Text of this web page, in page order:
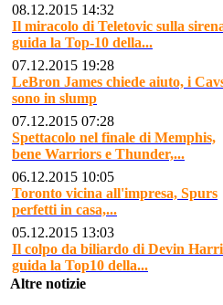
08.12.2015 14:32
Il miracolo di Teletovic sulla
guida la Top-10 della...
07.12.2015 19:28
LeBron James chiede aiuto, i
sono in slump
07.12.2015 07:28
Spettacolo nel finale di Memphis,
bene Warriors e Thunder,...
06.12.2015 10:05
Toronto vicina all'impresa, Spurs
perfetti in casa,...
05.12.2015 13:03
Il colpo da biliardo di Devin
guida la Top10 della...
Altre notizie